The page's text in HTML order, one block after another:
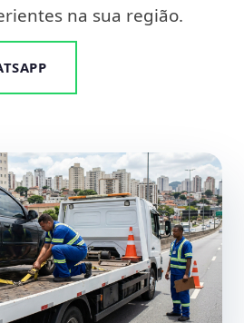
na sua região.